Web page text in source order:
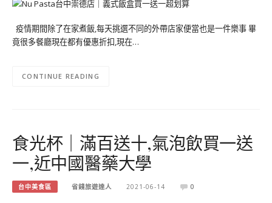
疫情期間除了在家煮飯,每天挑選不同的外帶店家便當也是一件樂事 畢
竟很多餐廳現在都有優惠折扣,現在…
CONTINUE READING
食光杯｜滿百送十,氣泡飲買一送
一,近中國醫藥大學
台中美食區 省錢旅遊達人 2021-06-14 0